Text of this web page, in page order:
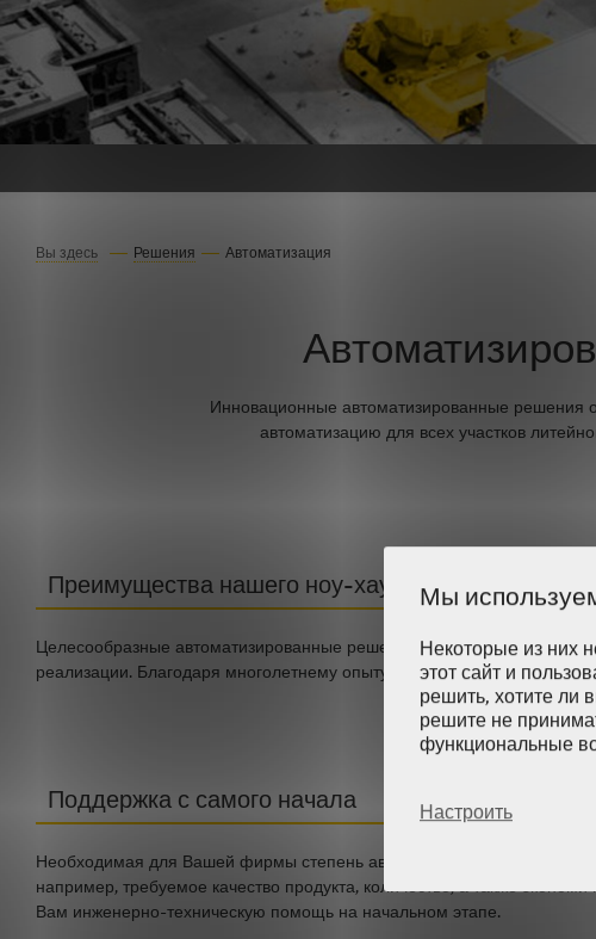
Вы здесь Решения Автоматизация
Инновационные автоматизированные решения
автоматизацию для всех участков
Преимущества нашего ноу-хау
Целесообразные автоматизированные решения всегда разработаны
реализации. Благодаря многолетнему опыту в обращении со
Поддержка с самого начала
Необходимая для Вашей фирмы степень автоматизации зависит от
например, требуемое качество продукта, количество, а также
Вам инженерно-техническую помощь на начальном этапе.
Мы
Некоторые из них
этот сайт и
решить, хотите ли
решите не
функциональные
Настроить